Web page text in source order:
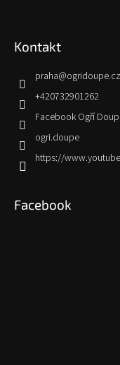
Kontakt
praha@ogridoupe.cz
+420732901262
Facebook Ogří
ogri.doupe
https://
Facebook